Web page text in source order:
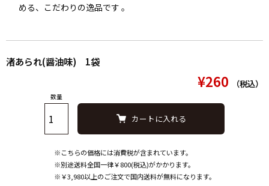
める、こだわりの逸品です 。
渚あられ(醤油味) 1袋
¥260 （税込）
数量
カートに入れる
※こちらの価格には消費税が含まれています。
※別途送料全国一律￥800(税込)がかかります。
※￥3,980以上のご注文で国内送料が無料になります。